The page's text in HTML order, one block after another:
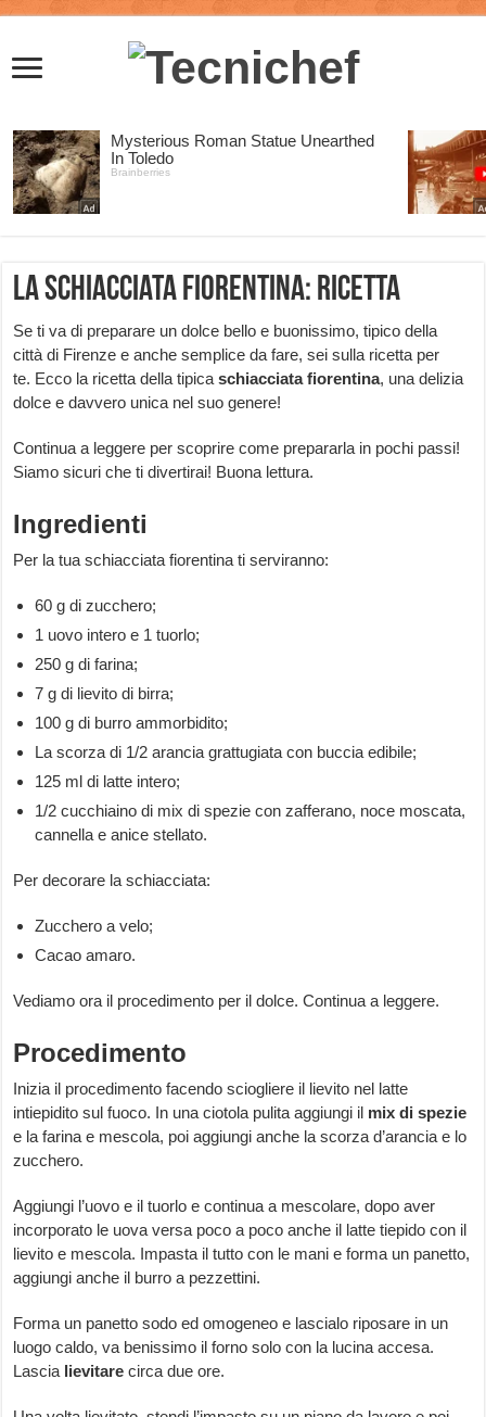
La schiacciata fiorentina: ricetta
Se ti va di preparare un dolce bello e buonissimo, tipico della
città di Firenze e anche semplice da fare, sei sulla ricetta per
te. Ecco la ricetta della tipicaschiacciata fiorentina, una delizia
dolce e davvero unica nel suo genere!
Continua a leggere per scoprire come prepararla in pochi passi!
Siamo sicuri che ti divertirai! Buona lettura.
Ingredienti
Per la tua schiacciata fiorentina ti serviranno:
60 g di zucchero;
1 uovo intero e 1 tuorlo;
250 g di farina;
7 g di lievito di birra;
100 g di burro ammorbidito;
La scorza di 1/2 arancia grattugiata con buccia edibile;
125 ml di latte intero;
1/2 cucchiaino di mix di spezie con zafferano, noce moscata,
cannella e anice stellato.
Per decorare la schiacciata:
Zucchero a velo;
Cacao amaro.
Vediamo ora il procedimento per il dolce. Continua a leggere.
Procedimento
Inizia il procedimento facendo sciogliere il lievito nel latte
intiepidito sul fuoco. In una ciotola pulita aggiungi il mix di spezie
e la farina e mescola, poi aggiungi anche la scorza d’arancia e lo
zucchero.
Aggiungi l’uovo e il tuorlo e continua a mescolare, dopo aver
incorporato le uova versa poco a poco anche il latte tiepido con il
lievito e mescola. Impasta il tutto con le mani e forma un panetto,
aggiungi anche il burro a pezzettini.
Forma un panetto sodo ed omogeneo e lascialo riposare in un
luogo caldo, va benissimo il forno solo con la lucina accesa.
Lascia lievitare circa due ore.